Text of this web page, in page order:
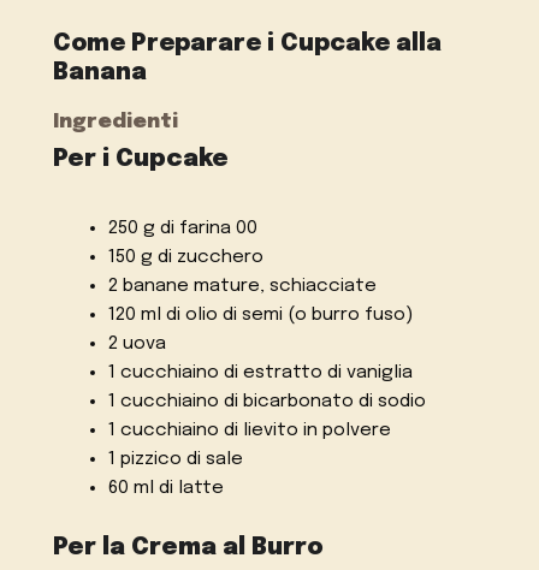
Come Preparare i Cupcake alla
Banana
Ingredienti
Per i Cupcake
250 g di farina 00
150 g di zucchero
2 banane mature, schiacciate
120 ml di olio di semi (o burro fuso)
2 uova
1 cucchiaino di estratto di vaniglia
1 cucchiaino di bicarbonato di sodio
1 cucchiaino di lievito in polvere
1 pizzico di sale
60 ml di latte
Per la Crema al Burro